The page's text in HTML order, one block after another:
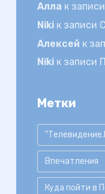
Алла к записи
Nikiк записи
Алексей к
Nikiк записи
Метки
Впечатления
Куда пойти в